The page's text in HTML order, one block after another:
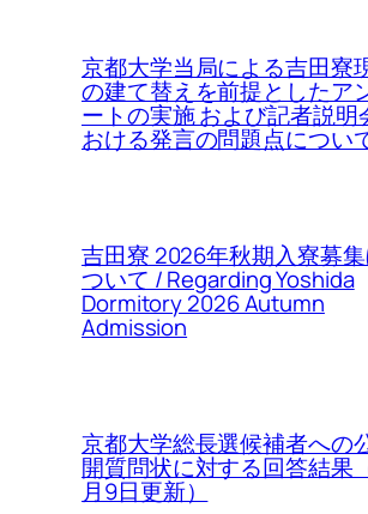
京都大学当局による吉田寮
の建て替えを前提としたア
ートの実施 および記者説明
おける発言の問題点につい
吉田寮 2026年秋期入寮募
ついて / Regarding Yoshida
Dormitory 2026 Autumn
Admission
京都大学総長選候補者への
開質問状に対する回答結果
月9日更新）